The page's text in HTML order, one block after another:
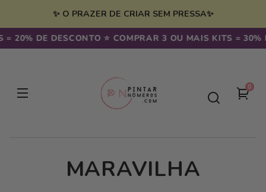
✨ O PRAZER DE CRIAR SEM PRESSA✨
20% DE DESCONTO ⭐️ COMPRAR 3 OU MAIS KITS = 30%
seu
00
C
MARAVILHA